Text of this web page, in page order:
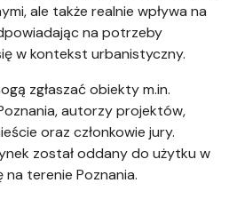
ale także realnie wpływa na
na potrzeby
w kontekst urbanistyczny.
zgłaszać obiekty m.in.
autorzy projektów,
oraz członkowie jury.
został oddany do użytku w
na terenie Poznania.